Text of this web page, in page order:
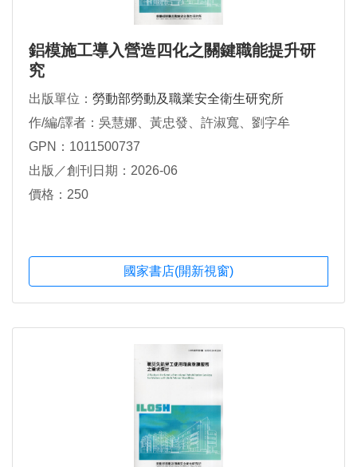
鋁模施工導入營造四化之關鍵職能提升研
究
出版單位： 勞動部勞動及職業安全衛生研究所
作/編/譯者：吳慧娜、黃忠發、許淑寬、劉字牟
GPN：1011500737
出版／創刊日期：2026-06
價格：250
國家書店(開新視窗)